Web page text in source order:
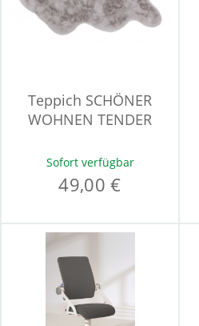
Teppich SCHÖNER
WOHNEN TENDER
Sofort verfügbar
49,00 €